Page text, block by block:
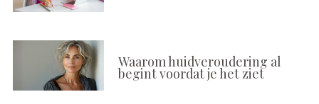
Waarom huidveroudering al
begint voordat je het ziet